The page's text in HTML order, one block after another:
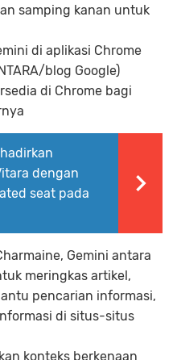
samping kanan untuk
di aplikasi Chrome
blog Google)
di Chrome bagi
dengan
seat pada
Gemini antara
meringkas artikel,
pencarian informasi,
di situs-situs
konteks berkenaan